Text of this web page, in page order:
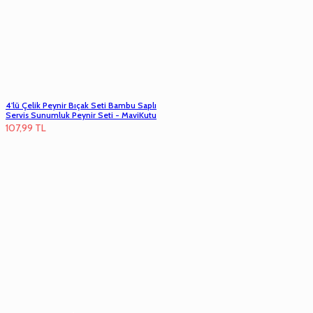
4'lü Çelik Peynir Bıçak Seti Bambu Saplı
Servis Sunumluk Peynir Seti - MaviKutu
107,99 TL